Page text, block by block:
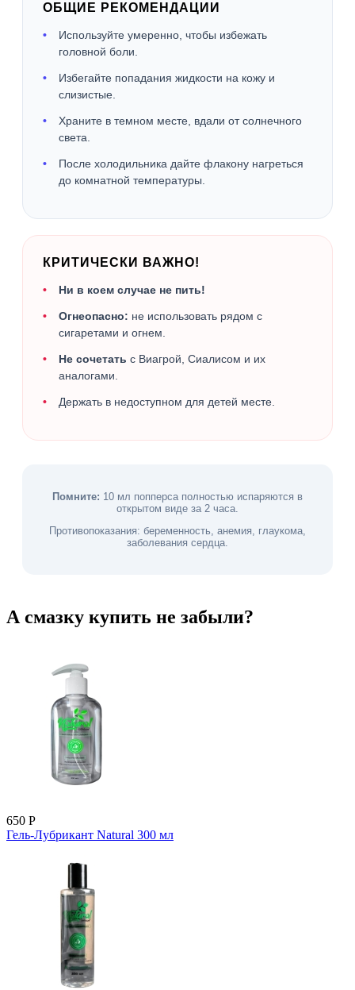
ОБЩИЕ РЕКОМЕНДАЦИИ
Используйте умеренно, чтобы избежать
головной боли.
Избегайте попадания жидкости на кожу и
слизистые.
Храните в темном месте, вдали от солнечного
света.
После холодильника дайте флакону нагреться
до комнатной температуры.
КРИТИЧЕСКИ ВАЖНО!
Ни в коем случае не пить!
Огнеопасно: не использовать рядом с
сигаретами и огнем.
Не сочетать с Виагрой, Сиалисом и их
аналогами.
Держать в недоступном для детей месте.
Помните: 10 мл попперса полностью испаряются в
открытом виде за 2 часа.
Противопоказания: беременность, анемия, глаукома,
заболевания сердца.
А смазку купить не забыли?
650 Р
Гель-Лубрикант Natural 300 мл